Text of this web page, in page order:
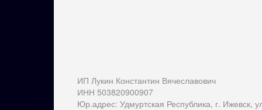
ИП Лукин Константин Вячеславович
ИНН 503820900907
Юр.адрес: Удмуртская Республика, г. Ижевск,